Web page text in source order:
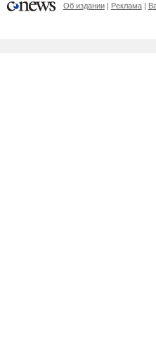
Об издании Реклама